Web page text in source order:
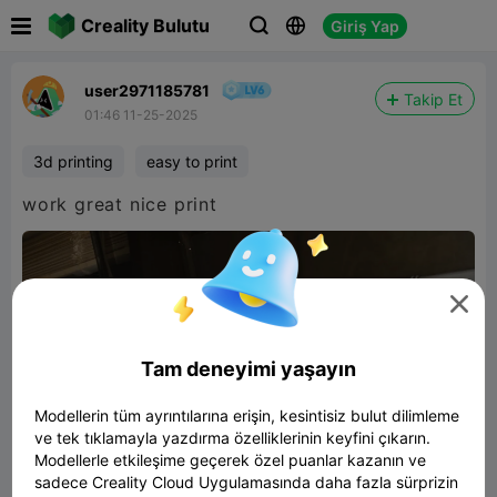
Creality Bulutu   Giriş Yap
user2971185781
01:46 11-25-2025
Takip Et
3d printing easy to print
work great nice print

Tam deneyimi yaşayın
Modellerin tüm ayrıntılarına erişin, kesintisiz bulut dilimleme
ve tek tıklamayla yazdırma özelliklerinin keyfini çıkarın.
Modellerle etkileşime geçerek özel puanlar kazanın ve
sadece Creality Cloud Uygulamasında daha fazla sürprizin